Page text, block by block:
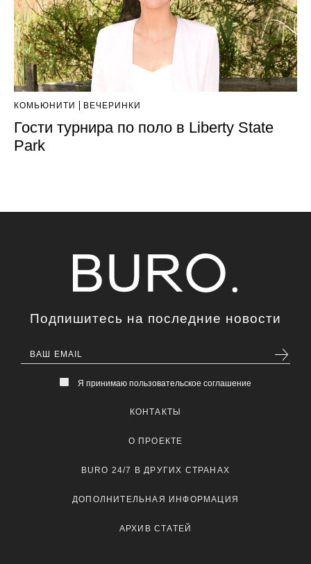
КОМЬЮНИТИ ВЕЧЕРИНКИ
Гости турнира по поло в Liberty State
Park
Подпишитесь на последние новости
Я принимаю пользовательское соглашение
КОНТАКТЫ
О ПРОЕКТЕ
BURO 24/7 В ДРУГИХ СТРАНАХ
ДОПОЛНИТЕЛЬНАЯ ИНФОРМАЦИЯ
АРХИВ СТАТЕЙ